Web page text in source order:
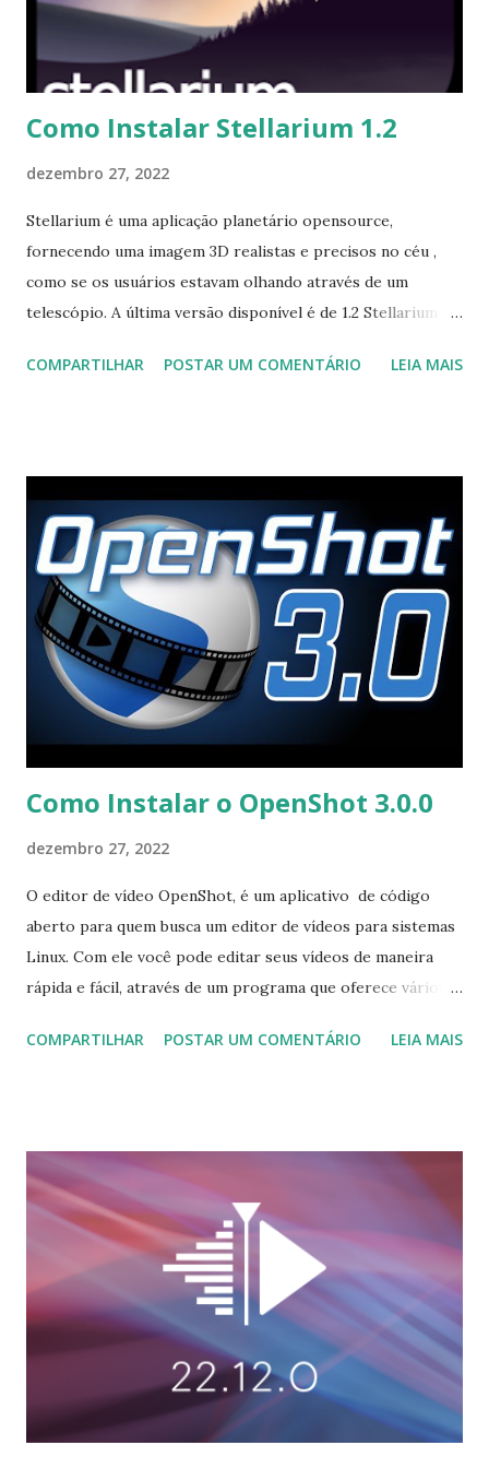
Como Instalar Stellarium 1.2
dezembro 27, 2022
Stellarium é uma aplicação planetário opensource,
fornecendo uma imagem 3D realistas e precisos no céu ,
como se os usuários estavam olhando através de um
telescópio. A última versão disponível é de 1.2 Stellarium ,
Para instalar Ubuntu, Linux Mint e derivados, execute: $
stellarium
COMPARTILHAR POSTAR UM COMENTÁRIO LEIA MAIS
Como Instalar o OpenShot 3.0.0
dezembro 27, 2022
O editor de vídeo OpenShot, é um aplicativo de código
aberto para quem busca um editor de vídeos para sistemas
Linux. Com ele você pode editar seus vídeos de maneira
rápida e fácil, através de um programa que oferece vários
OpenShot 3.0.0 vindo com mais de 1000 melhorias e
Mint, Elementary OS e derivados, execute: $ sudo add-apt-
repository ppa:openshot.developers/ppa $ sudo apt-get
update $ sudo apt install openshot-qt
COMPARTILHAR POSTAR UM COMENTÁRIO LEIA MAIS